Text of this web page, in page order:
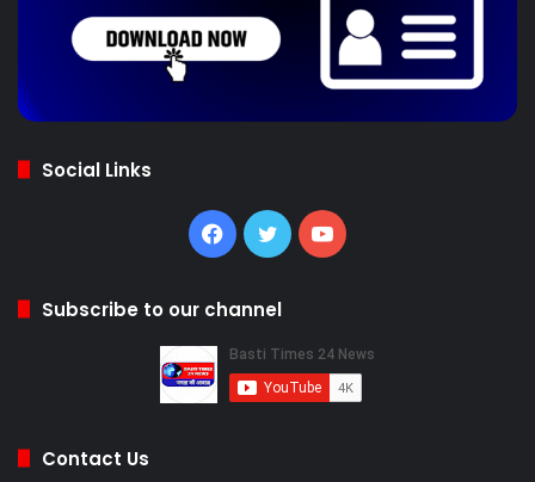
Social Links
Facebook
TwitterYouTube
Subscribe to our channel
Contact Us